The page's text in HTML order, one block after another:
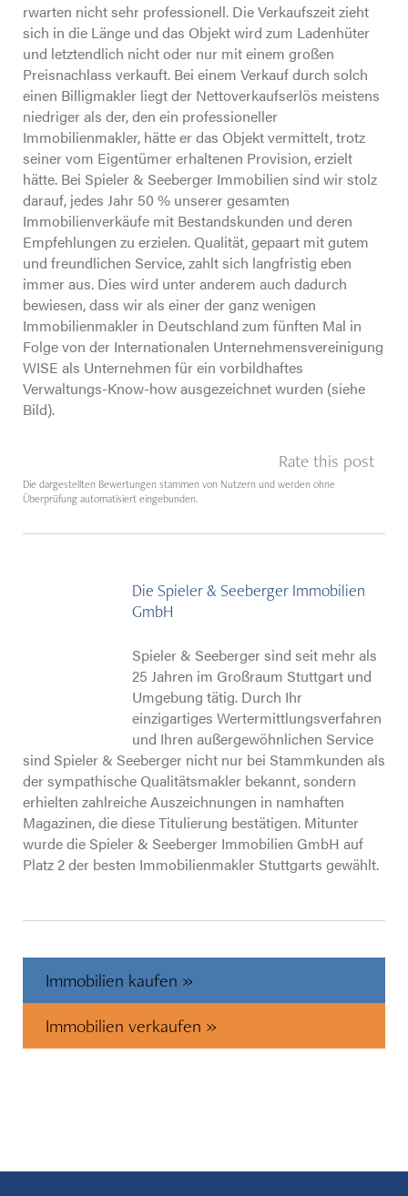
rwarten nicht sehr professionell. Die Verkaufszeit zieht
sich in die Länge und das Objekt wird zum Ladenhüter
und letztendlich nicht oder nur mit einem großen
Preisnachlass verkauft. Bei einem Verkauf durch solch
einen Billigmakler liegt der Nettoverkaufserlös meistens
niedriger als der, den ein professioneller
Immobilienmakler, hätte er das Objekt vermittelt, trotz
seiner vom Eigentümer erhaltenen Provision, erzielt
hätte. Bei Spieler & Seeberger Immobilien sind wir stolz
darauf, jedes Jahr 50 % unserer gesamten
Immobilienverkäufe mit Bestandskunden und deren
Empfehlungen zu erzielen. Qualität, gepaart mit gutem
und freundlichen Service, zahlt sich langfristig eben
immer aus. Dies wird unter anderem auch dadurch
bewiesen, dass wir als einer der ganz wenigen
Immobilienmakler in Deutschland zum fünften Mal in
Folge von der Internationalen Unternehmensvereinigung
WISE als Unternehmen für ein vorbildhaftes
Verwaltungs-Know-how ausgezeichnet wurden (siehe
Bild).
Rate this post
Die dargestellten Bewertungen stammen von Nutzern und werden ohne
Überprüfung automatisiert eingebunden.
Die Spieler & Seeberger Immobilien
GmbH
Spieler & Seeberger sind seit mehr als
25 Jahren im Großraum Stuttgart und
Umgebung tätig. Durch Ihr
einzigartiges Wertermittlungsverfahren
und Ihren außergewöhnlichen Service
sind Spieler & Seeberger nicht nur bei Stammkunden als
der sympathische Qualitätsmakler bekannt, sondern
erhielten zahlreiche Auszeichnungen in namhaften
Magazinen, die diese Titulierung bestätigen. Mitunter
wurde die Spieler & Seeberger Immobilien GmbH auf
Platz 2 der besten Immobilienmakler Stuttgarts gewählt.
Immobilien kaufen »
Immobilien verkaufen »